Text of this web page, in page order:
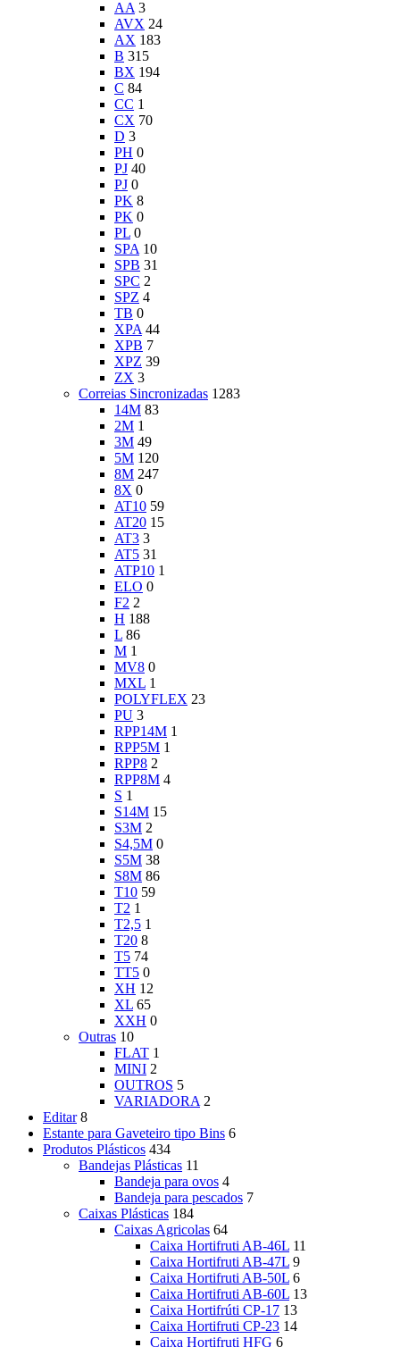
AA 3
AVX 24
AX 183
B 315
BX 194
C 84
CC 1
CX 70
D 3
PH 0
PJ 40
PJ 0
PK 8
PK 0
PL 0
SPA 10
SPB 31
SPC 2
SPZ 4
TB 0
XPA 44
XPB 7
XPZ 39
ZX 3
Correias Sincronizadas 1283
14M 83
2M 1
3M 49
5M 120
8M 247
8X 0
AT10 59
AT20 15
AT3 3
AT5 31
ATP10 1
ELO 0
F2 2
H 188
L 86
M 1
MV8 0
MXL 1
POLYFLEX 23
PU 3
RPP14M 1
RPP5M 1
RPP8 2
RPP8M 4
S 1
S14M 15
S3M 2
S4,5M 0
S5M 38
S8M 86
T10 59
T2 1
T2,5 1
T20 8
T5 74
TT5 0
XH 12
XL 65
XXH 0
Outras 10
FLAT 1
MINI 2
OUTROS 5
VARIADORA 2
Editar 8
Estante para Gaveteiro tipo Bins 6
Produtos Plásticos 434
Bandejas Plásticas 11
Bandeja para ovos 4
Bandeja para pescados 7
Caixas Plásticas 184
Caixas Agricolas 64
Caixa Hortifruti AB-46L 11
Caixa Hortifruti AB-47L 9
Caixa Hortifruti AB-50L 6
Caixa Hortifruti AB-60L 13
Caixa Hortifrúti CP-17 13
Caixa Hortifruti CP-23 14
Caixa Hortifruti HFG 6